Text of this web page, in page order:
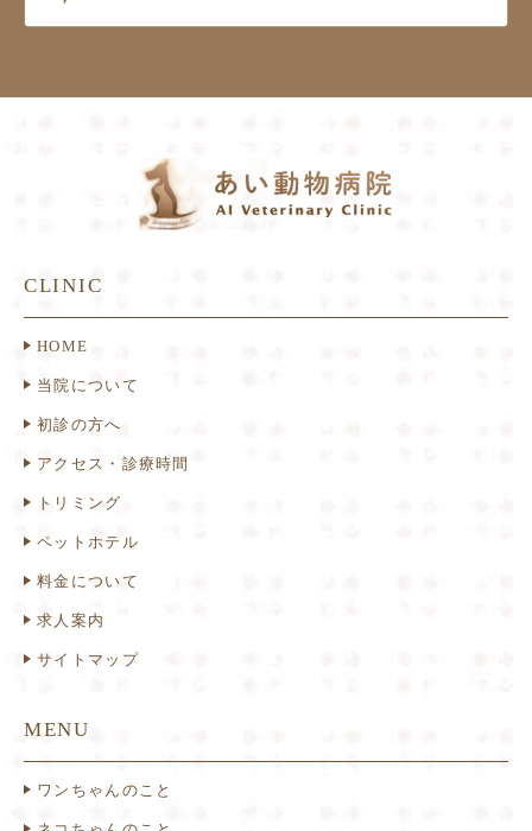
CLINIC
HOME
当院について
初診の方へ
アクセス・診療時間
トリミング
ペットホテル
料金について
求人案内
サイトマップ
MENU
ワンちゃんのこと